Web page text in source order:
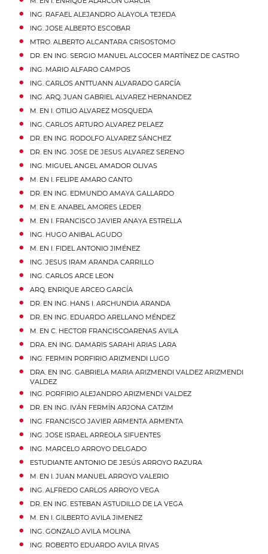
ING. RAFAEL ALEJANDRO ALAYOLA TEJEDA
ING. JOSE ALBERTO ESCOBAR
MTRO. ALBERTO ALCANTARA CRISOSTOMO
DR. EN ING. SERGIO MANUEL ALCOCER MARTÍNEZ DE CASTRO
ING. MARIO ALFARO CAMPOS
ING. CARLOS ANTTUANN ALVARADO GARCÍA
ING. ARQ. JUAN GABRIEL ALVAREZ HERNANDEZ
M. EN I. OTILIO ALVAREZ MOSQUEDA
ING. CARLOS ARTURO ALVAREZ PELAEZ
DR. EN ING. RODOLFO ALVAREZ SÁNCHEZ
DR. EN ING. JOSE DE JESUS ALVAREZ SERENO
ING. MIGUEL ANGEL AMADOR OLIVAS
M. EN I. FELIPE AMARO CANTO
DR. EN ING. EDMUNDO AMAYA GALLARDO
M. EN E. ANABEL AMORES LEDER
M. EN I. FRANCISCO JAVIER ANAYA ESTRELLA
ING. HUGO ANIBAL AGUDO
M. EN I. FIDEL ANTONIO JIMÉNEZ
ING. JESUS IRAM ARANDA CARRILLO
ING. CARLOS ARCE LEON
ARQ. ENRIQUE ARCEO GARCÍA
DR. EN ING. HANS I. ARCHUNDIA ARANDA
DR. EN ING. EDUARDO ARELLANO MÉNDEZ
M. EN C. HECTOR FRANCISCOARENAS AVILA
DRA. EN ING. DAMARIS SARAHI ARIAS LARA
ING. FERMIN PORFIRIO ARIZMENDI LUGO
DRA. EN ING. GABRIELA MARIA ARIZMENDI VALDEZ ARIZMENDI
VALDEZ
ING. PORFIRIO ALEJANDRO ARIZMENDI VALDEZ
DR. EN ING. IVÁN FERMÍN ARJONA CATZIM
ING. FRANCISCO JAVIER ARMENTA ARMENTA
ING. JOSE ISRAEL ARREOLA SIFUENTES
ING. MARCELO ARROYO DELGADO
ESTUDIANTE ANTONIO DE JESÚS ARROYO RAZURA
M. EN I. JUAN MANUEL ARROYO VALERIO
ING. ALFREDO CARLOS ARROYO VEGA
DR. EN ING. ESTEBAN ASTUDILLO DE LA VEGA
M. EN I. GILBERTO AVILA JIMENEZ
ING. GONZALO AVILA MOLINA
ING. ROBERTO EDUARDO AVILA RIVAS